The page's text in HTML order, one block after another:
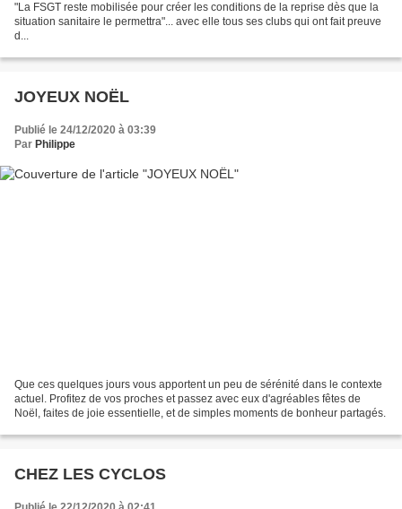
"La FSGT reste mobilisée pour créer les conditions de la reprise dès que la
situation sanitaire le permettra"... avec elle tous ses clubs qui ont fait preuve
d...
JOYEUX NOËL
Publié le 24/12/2020 à 03:39
Par Philippe
Que ces quelques jours vous apportent un peu de sérénité dans le contexte
actuel. Profitez de vos proches et passez avec eux d'agréables fêtes de
Noël, faites de joie essentielle, et de simples moments de bonheur partagés.
CHEZ LES CYCLOS